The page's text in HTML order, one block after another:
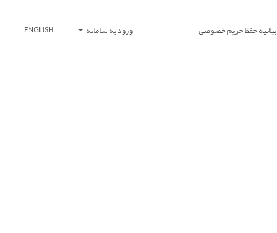
بیانیه حفظ حریم خصوصی ورود به سامانه ENGLISH